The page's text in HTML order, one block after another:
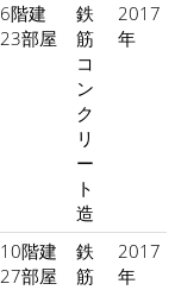
6階建
23部屋
鉄
筋
コ
ン
ク
リ
ー
ト
造
2017
年
10階建
27部屋
鉄
筋
2017
年